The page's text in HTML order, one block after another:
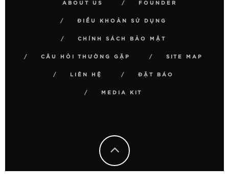
ABOUT US FOUNDER
ĐIỀU KHOẢN SỬ DỤNG
CHÍNH SÁCH BẢO MẬT
CÂU HỎI THƯỜNG GẶP SITE MAP
LIÊN HỆ ĐẶT BÁO
MEDIA KIT